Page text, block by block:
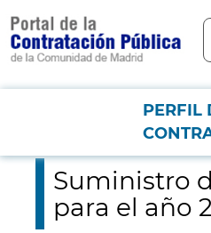
contenido
principal
Menú PCON
PERFIL
Suministro de la vacuna
Suministro
para el año